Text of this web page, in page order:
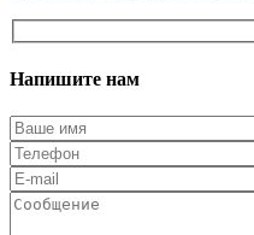
Напишите нам